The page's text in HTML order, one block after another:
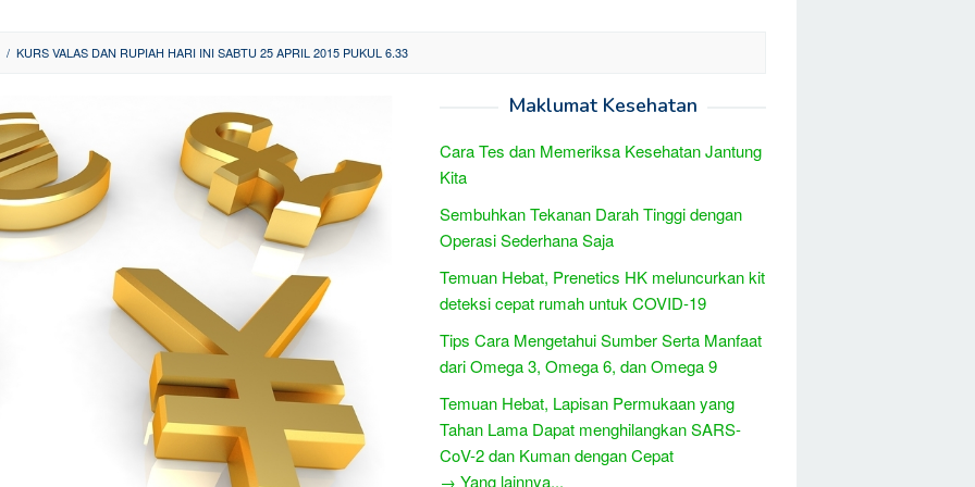
/ KURS VALAS DAN RUPIAH HARI INI SABTU 25 APRIL 2015 PUKUL 6.33
Maklumat Kesehatan
Cara Tes dan Memeriksa Kesehatan Jantung
Kita
Sembuhkan Tekanan Darah Tinggi dengan
Operasi Sederhana Saja
Temuan Hebat, Prenetics HK meluncurkan kit
deteksi cepat rumah untuk COVID-19
Tips Cara Mengetahui Sumber Serta Manfaat
dari Omega 3, Omega 6, dan Omega 9
Temuan Hebat, Lapisan Permukaan yang
Tahan Lama Dapat menghilangkan SARS-
CoV-2 dan Kuman dengan Cepat
→ Yang lainnya...